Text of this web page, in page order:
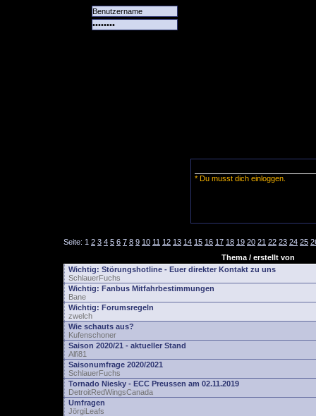
* Du musst dich einloggen.
Seite: 1 2 3 4 5 6 7 8 9 10 11 12 13 14 15 16 17 18 19 20 21 22 23 24 25
Thema / erstellt von
Wichtig: Störungshotline - Euer direkter Kontakt zu uns
SchlauerFuchs
Wichtig: Fanbus Mitfahrbestimmungen
Bane
Wichtig: Forumsregeln
zwelch
Wie schauts aus?
Kufenschoner
Saison 2020/21 - aktueller Stand
Alfi81
Saisonumfrage 2020/2021
SchlauerFuchs
Tornado Niesky - ECC Preussen am 02.11.2019
DetroitRedWingsCanada
Umfragen
JörgiLeafs